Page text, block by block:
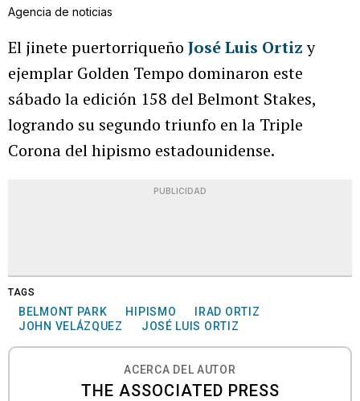
Agencia de noticias
El jinete puertorriqueño José Luis Ortizy
ejemplar Golden Tempo dominaron este
sábado la edición 158 del Belmont Stakes,
logrando su segundo triunfo en la Triple
Corona del hipismo estadounidense.
PUBLICIDAD
TAGS
BELMONT PARK HIPISMO
IRAD ORTIZ
JOHN VELÁZQUEZ
JOSÉ LUIS ORTIZ
ACERCA DEL AUTOR
THE ASSOCIATED PRESS